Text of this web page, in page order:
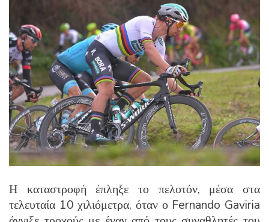
Η καταστροφή έπληξε το πελοτόν, μέσα στα
τελευταία 10 χιλιόμετρα, όταν ο Fernando Gaviria